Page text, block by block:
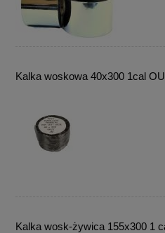
Kalka woskowa 40x300 1cal
Kalka wosk-żywica 155x300 1